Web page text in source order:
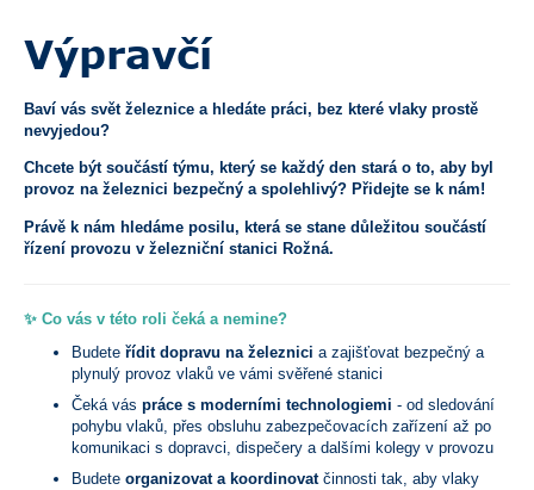
Výpravčí
Baví vás svět železnice a hledáte práci, bez které vlaky prostě
nevyjedou?
Chcete být součástí týmu, který se každý den stará o to, aby byl
provoz na železnici bezpečný a spolehlivý? Přidejte se k nám!
Právě k nám hledáme posilu, která se stane důležitou součástí
řízení provozu v železniční stanici Rožná.
✨ Co vás v této roli čeká a nemine?
Budete řídit dopravu na železnici a zajišťovat bezpečný a
plynulý provoz vlaků ve vámi svěřené stanici
Čeká vás práce s moderními technologiemi - od sledování
pohybu vlaků, přes obsluhu zabezpečovacích zařízení až po
komunikaci s dopravci, dispečery a dalšími kolegy v provozu
Budete organizovat a koordinovatčinnosti tak, aby vlaky